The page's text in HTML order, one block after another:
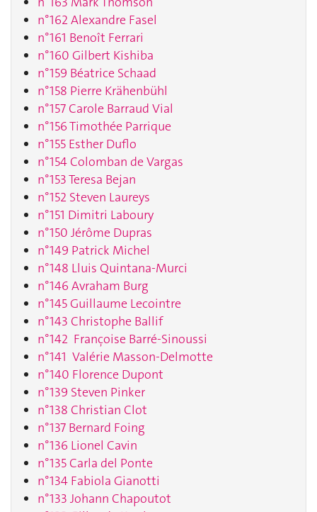
n°162 Alexandre Fasel
n°161 Benoît Ferrari
n°160 Gilbert Kishiba
n°159 Béatrice Schaad
n°158 Pierre Krähenbühl
n°157 Carole Barraud Vial
n°156 Timothée Parrique
n°155 Esther Duflo
n°154 Colomban de Vargas
n°153 Teresa Bejan
n°152 Steven Laureys
n°151 Dimitri Laboury
n°150 Jérôme Dupras
n°149 Patrick Michel
n°148 Lluis Quintana-Murci
n°146 Avraham Burg
n°145 Guillaume Lecointre
n°143 Christophe Ballif
n°142 Françoise Barré-Sinoussi
n°141 Valérie Masson-Delmotte
n°140 Florence Dupont
n°139 Steven Pinker
n°138 Christian Clot
n°137 Bernard Foing
n°136 Lionel Cavin
n°135 Carla del Ponte
n°134 Fabiola Gianotti
n°133 Johann Chapoutot